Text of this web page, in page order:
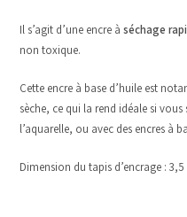
Il s’agit d’une encre àséchage
non toxique.
Cette encre à base d’huile est
sèche, ce qui la rend idéale si
l’aquarelle, ou avec des encres à
Dimension du tapis d’encrage :